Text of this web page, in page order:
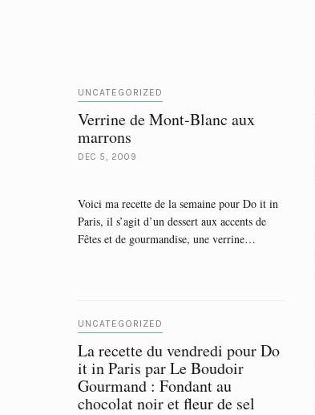
UNCATEGORIZED
Verrine de Mont-Blanc aux
marrons
DEC 5, 2009
Voici ma recette de la semaine pour Do it in
Paris, il s’agit d’un dessert aux accents de
Fêtes et de gourmandise, une verrine…
UNCATEGORIZED
La recette du vendredi pour Do
it in Paris par Le Boudoir
Gourmand : Fondant au
chocolat noir et fleur de sel